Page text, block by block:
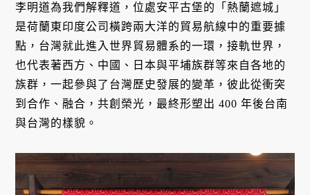
李明道為我們解釋道，位處安平古堡的「熱蘭遮城」
是荷蘭東印度公司橫跨兩大洋的貿易航線中的重要據
點，台灣就此進入世界貿易體系的一環，接軌世界，
也代表著西方、中國、日本與平埔族群等來自各地的
族群，一起參與了台灣歷史發展的變革，彼此從衝突
到合作、融合，共創榮光，最終形塑出 400 年後台南
與台灣的樣貌。